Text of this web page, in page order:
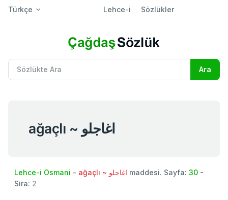
Türkçe Lehce-i Sözlükler
ağaçlı ~ اغاجلو
Lehce-i Osmani - ağaçlı ~ اغاجلو maddesi. Sayfa: 30 -
Sira: 2